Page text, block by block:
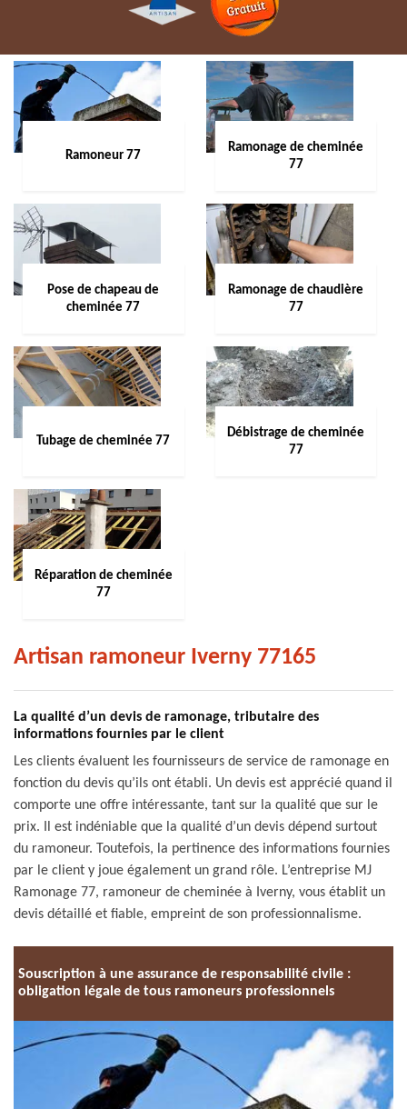
Ramoneur 77
Ramonage de cheminée
77
Pose de chapeau de
cheminée 77
Ramonage de chaudière
77
Tubage de cheminée 77
Débistrage de cheminée
77
Réparation de cheminée
77
Artisan ramoneur Iverny 77165
La qualité d’un devis de ramonage, tributaire des
informations fournies par le client
Les clients évaluent les fournisseurs de service de ramonage en
fonction du devis qu’ils ont établi. Un devis est apprécié quand il
comporte une offre intéressante, tant sur la qualité que sur le
prix. Il est indéniable que la qualité d’un devis dépend surtout
du ramoneur. Toutefois, la pertinence des informations fournies
par le client y joue également un grand rôle. L’entreprise MJ
Ramonage 77, ramoneur de cheminée à Iverny, vous établit un
devis détaillé et fiable, empreint de son professionnalisme.
Souscription à une assurance de responsabilité civile :
obligation légale de tous ramoneurs professionnels